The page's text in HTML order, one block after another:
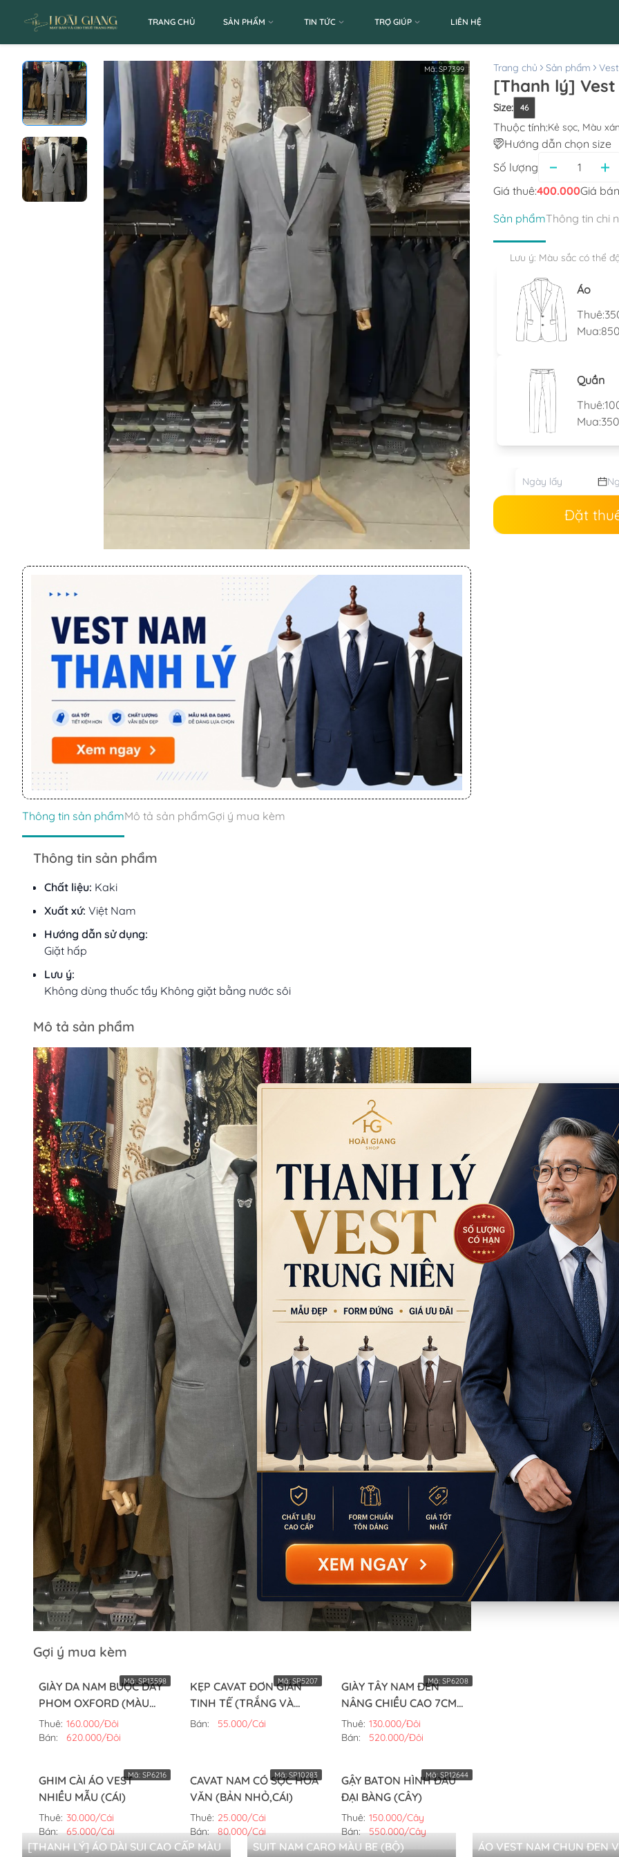
TRANG CHỦ SẢN PHẨM TIN TỨC TRỢ GIÚP LIÊN HỆ
Mã:SP7399
Thông tin sản phẩmMô tả sản phẩmGợi ý mua kèm
Thông tin sản phẩm
Chất liệu: Kaki
Xuất xứ: Việt Nam
Hướng dẫn sử dụng:
Giặt hấp
Lưu ý:
Không dùng thuốc tẩy Không giặt bằng nước sôi
Mô tả sản phẩm
Gợi ý mua kèm
GIÀY DA NAM BUỘC DÂY
PHOM OXFORD (MÀU
TRẮNG,42)
Thuê: 160.000/Đôi
Bán:
620.000/Đôi
Mã:SP13598
KẸP CAVAT ĐƠN GIẢN
TINH TẾ (TRẮNG VÀ
VÀNG) (CÁI)
Bán: 55.000/Cái
Mã:SP5207
GIÀY TÂY NAM ĐEN
NÂNG CHIỀU CAO 7CM
(ĐÔI,42)
Thuê: 130.000/Đôi
Bán:
520.000/Đôi
Mã:SP6208
GHIM CÀI ÁO VEST
NHIỀU MẪU (CÁI)
Thuê: 30.000/Cái
Bán:
65.000/Cái
Mã: SP6216
CAVAT NAM CÓ SỌC HOA
VĂN (BẢN NHỎ,CÁI)
Thuê: 25.000/Cái
Bán:
80.000/Cái
Mã:SP10283
GẬY BATON HÌNH ĐẦU
ĐẠI BÀNG (CÂY)
Thuê: 150.000/Cây
Bán:
550.000/Cây
Mã:SP12644
Trang chủ Sản phẩm
[Thanh lý]
Size: 46
Thuộc tính:Kẻ sọc, Màu
Hướng dẫn chọn size
Số lượng
Giá thuê:400.000Giá
Sản phẩmThông tin chi
Lưu ý: Màu sắc có thể
Áo
Thuê:
Mua:
Quần
Thuê:
Mua:
Đặt
[THANH LÝ] ÁO DÀI SUI CAO CẤP MÀU
SUIT NAM CARO MÀU BE (BỘ)
ÁO VEST NAM CHUN ĐEN